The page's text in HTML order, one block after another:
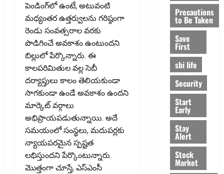
పెండింగ్‌లో ఉంటే, అటువంటి
మధ్యంతర ఉత్తర్వులను గరిష్ఠంగా
రెండు సంవత్సరాల వరకు
పొడిగించే అవకాశం ఉంటుందని
బిల్లులో పేర్కొన్నారు. ఈ
కాలపరిమితుల వల్ల సెబీ
దర్యాప్తులు కాలం తెలియకుండా
సాగకుండా ఉండే అవకాశం ఉందని
మార్కెట్‌ వర్గాలు
అభిప్రాయపడుతున్నాయి. అదే
సమయంలో సంస్థలు, మదుపర్లకు
న్యాయపరమైన స్పష్టత
లభిస్తుందని పేర్కొంటున్నారు.
మొత్తంగా చూస్తే, ఎస్‌ఎంసీ
Precautions
to Be Taken
Save
First
sbi life
Security
Start
Early
Stay
Alert
Stock
Market